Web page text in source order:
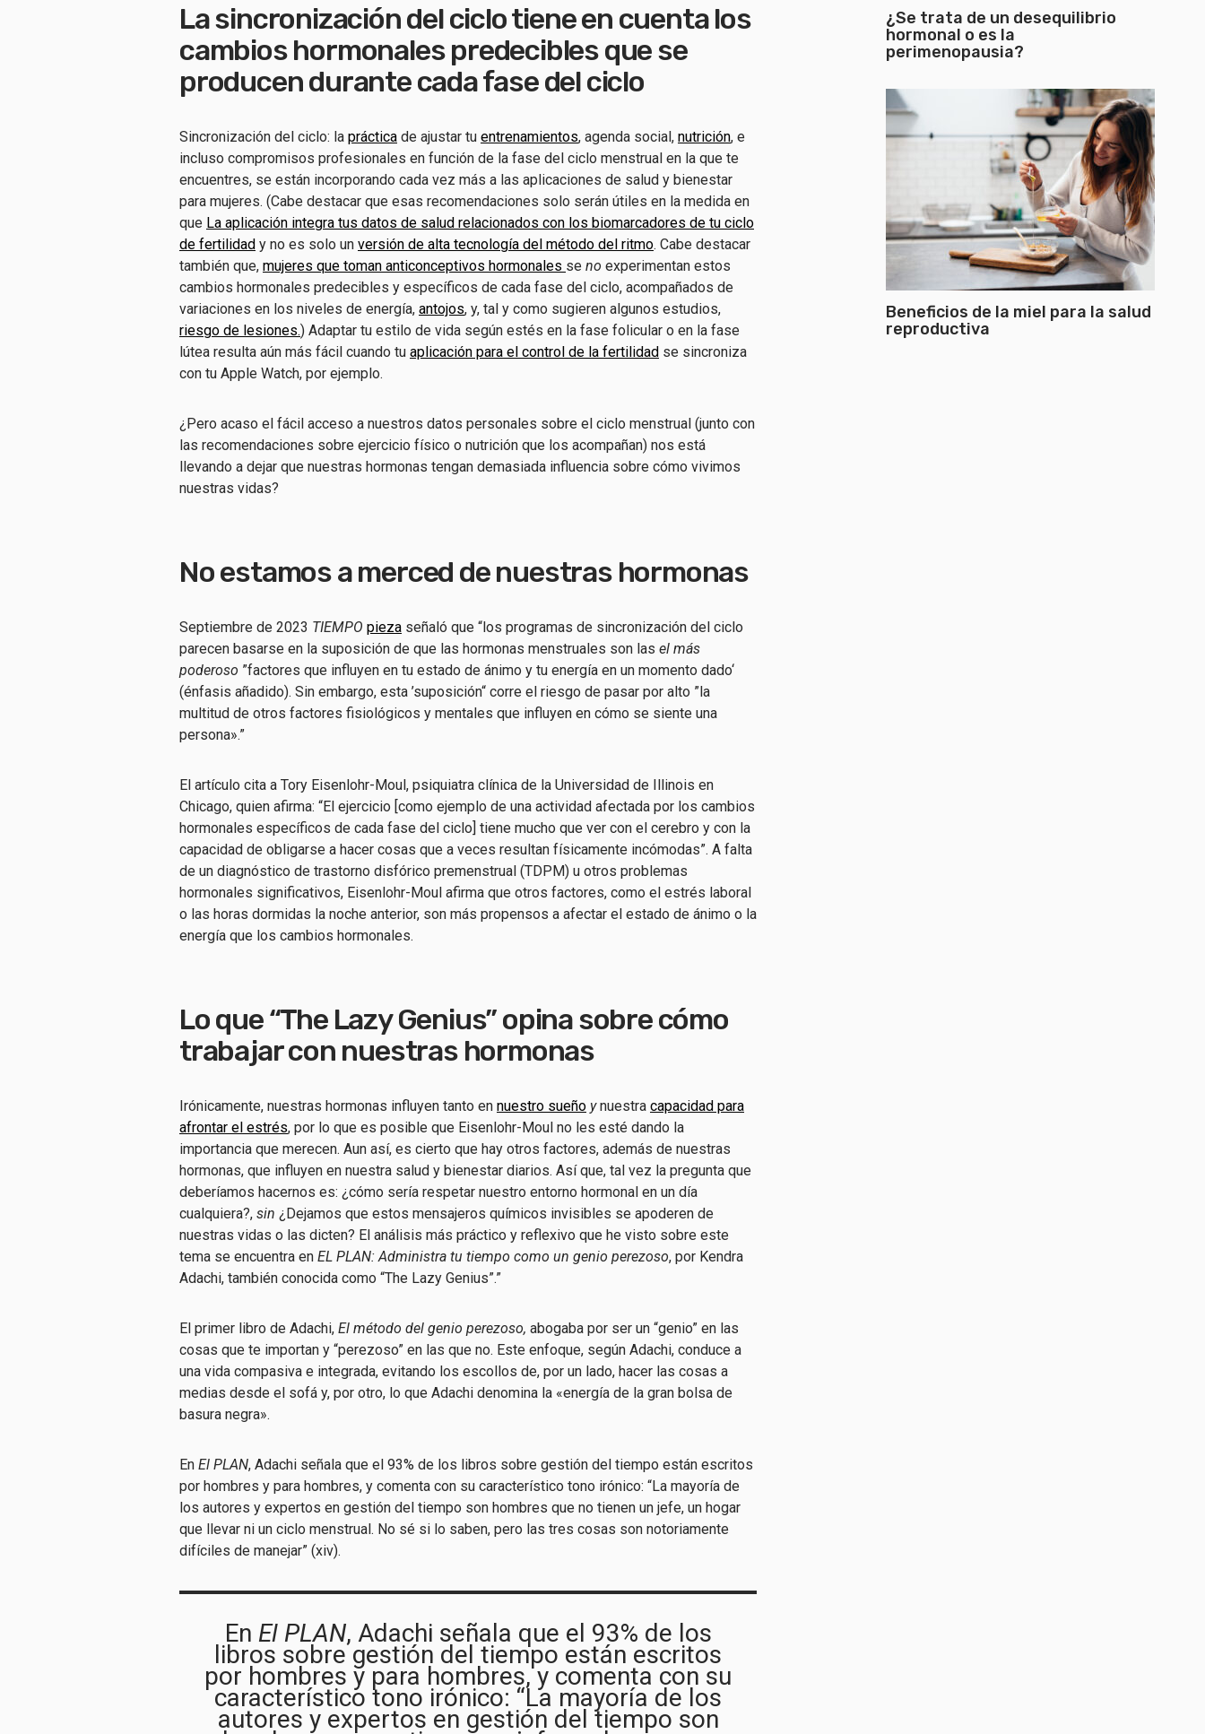
La sincronización del ciclo tiene en cuenta los
cambios hormonales predecibles que se
producen durante cada fase del ciclo
Sincronización del ciclo: la práctica de ajustar tu entrenamientos, agenda social, nutrición, e
incluso compromisos profesionales en función de la fase del ciclo menstrual en la que te
encuentres, se están incorporando cada vez más a las aplicaciones de salud y bienestar
para mujeres. (Cabe destacar que esas recomendaciones solo serán útiles en la medida en
que La aplicación integra tus datos de salud relacionados con los biomarcadores de tu ciclo
de fertilidad y no es solo un versión de alta tecnología del método del ritmo. Cabe destacar
también que, mujeres que toman anticonceptivos hormonales se no experimentan estos
cambios hormonales predecibles y específicos de cada fase del ciclo, acompañados de
variaciones en los niveles de energía, antojos, y, tal y como sugieren algunos estudios,
riesgo de lesiones.) Adaptar tu estilo de vida según estés en la fase folicular o en la fase
lútea resulta aún más fácil cuando tu aplicación para el control de la fertilidad se sincroniza
con tu Apple Watch, por ejemplo.
¿Pero acaso el fácil acceso a nuestros datos personales sobre el ciclo menstrual (junto con
las recomendaciones sobre ejercicio físico o nutrición que los acompañan) nos está
llevando a dejar que nuestras hormonas tengan demasiada influencia sobre cómo vivimos
nuestras vidas?
No estamos a merced de nuestras hormonas
Septiembre de 2023 TIEMPO pieza señaló que “los programas de sincronización del ciclo
parecen basarse en la suposición de que las hormonas menstruales son las el más
poderoso ”factores que influyen en tu estado de ánimo y tu energía en un momento dado‘
(énfasis añadido). Sin embargo, esta ’suposición“ corre el riesgo de pasar por alto ”la
multitud de otros factores fisiológicos y mentales que influyen en cómo se siente una
persona».”
El artículo cita a Tory Eisenlohr-Moul, psiquiatra clínica de la Universidad de Illinois en
Chicago, quien afirma: “El ejercicio [como ejemplo de una actividad afectada por los cambios
hormonales específicos de cada fase del ciclo] tiene mucho que ver con el cerebro y con la
capacidad de obligarse a hacer cosas que a veces resultan físicamente incómodas”. A falta
de un diagnóstico de trastorno disfórico premenstrual (TDPM) u otros problemas
hormonales significativos, Eisenlohr-Moul afirma que otros factores, como el estrés laboral
o las horas dormidas la noche anterior, son más propensos a afectar el estado de ánimo o la
energía que los cambios hormonales.
Lo que “The Lazy Genius” opina sobre cómo
trabajar con nuestras hormonas
Irónicamente, nuestras hormonas influyen tanto en nuestro sueño ynuestra capacidad para
afrontar el estrés, por lo que es posible que Eisenlohr-Moul no les esté dando la
importancia que merecen. Aun así, es cierto que hay otros factores, además de nuestras
hormonas, que influyen en nuestra salud y bienestar diarios. Así que, tal vez la pregunta que
deberíamos hacernos es: ¿cómo sería respetar nuestro entorno hormonal en un día
cualquiera?, sin ¿Dejamos que estos mensajeros químicos invisibles se apoderen de
nuestras vidas o las dicten? El análisis más práctico y reflexivo que he visto sobre este
tema se encuentra en EL PLAN: Administra tu tiempo como un genio perezoso, por Kendra
Adachi, también conocida como “The Lazy Genius”.”
El primer libro de Adachi, El método del genio perezoso, abogaba por ser un “genio” en las
cosas que te importan y “perezoso” en las que no. Este enfoque, según Adachi, conduce a
una vida compasiva e integrada, evitando los escollos de, por un lado, hacer las cosas a
medias desde el sofá y, por otro, lo que Adachi denomina la «energía de la gran bolsa de
basura negra».
En El PLAN, Adachi señala que el 93% de los libros sobre gestión del tiempo están escritos
por hombres y para hombres, y comenta con su característico tono irónico: “La mayoría de
los autores y expertos en gestión del tiempo son hombres que no tienen un jefe, un hogar
que llevar ni un ciclo menstrual. No sé si lo saben, pero las tres cosas son notoriamente
difíciles de manejar” (xiv).
En El PLAN, Adachi señala que el 93% de los
libros sobre gestión del tiempo están escritos
por hombres y para hombres, y comenta con su
característico tono irónico: “La mayoría de los
autores y expertos en gestión del tiempo son
¿Se trata de un desequilibrio
hormonal o es la
perimenopausia?
Beneficios de la miel para la salud
reproductiva